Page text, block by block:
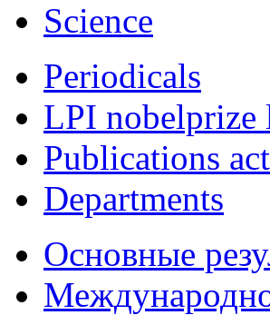
Science
Periodicals
LPI nobelprize
Publications
Departments
Основные